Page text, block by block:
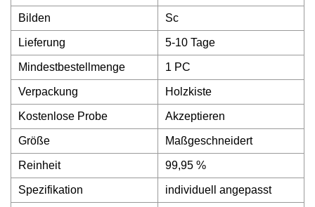
Bilden Sc
Lieferung 5-10 Tage
Mindestbestellmenge 1 PC
Verpackung Holzkiste
Kostenlose Probe Akzeptieren
Größe Maßgeschneidert
Reinheit 99,95 %
Spezifikation individuell angepasst